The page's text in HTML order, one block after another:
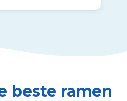
beste ramen